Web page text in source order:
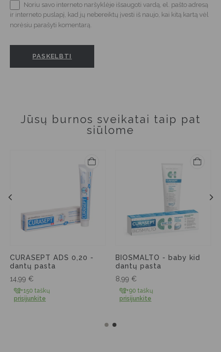
Noriu savo interneto naršyklėje išsaugoti vardą, el. pašto adresą
ir interneto puslapį, kad jų nebereiktų įvesti iš naujo, kai kitą kartą vėl
norėsiu parašyti komentarą.
Jūsų burnos sveikatai taip pat
siūlome
CURASEPT ADS 0,20 -
dantų pasta
14,99 €
+150 taškų
prisijunkite
BIOSMALTO - baby kid
dantų pasta
8,99 €
+90 taškų
prisijunkite